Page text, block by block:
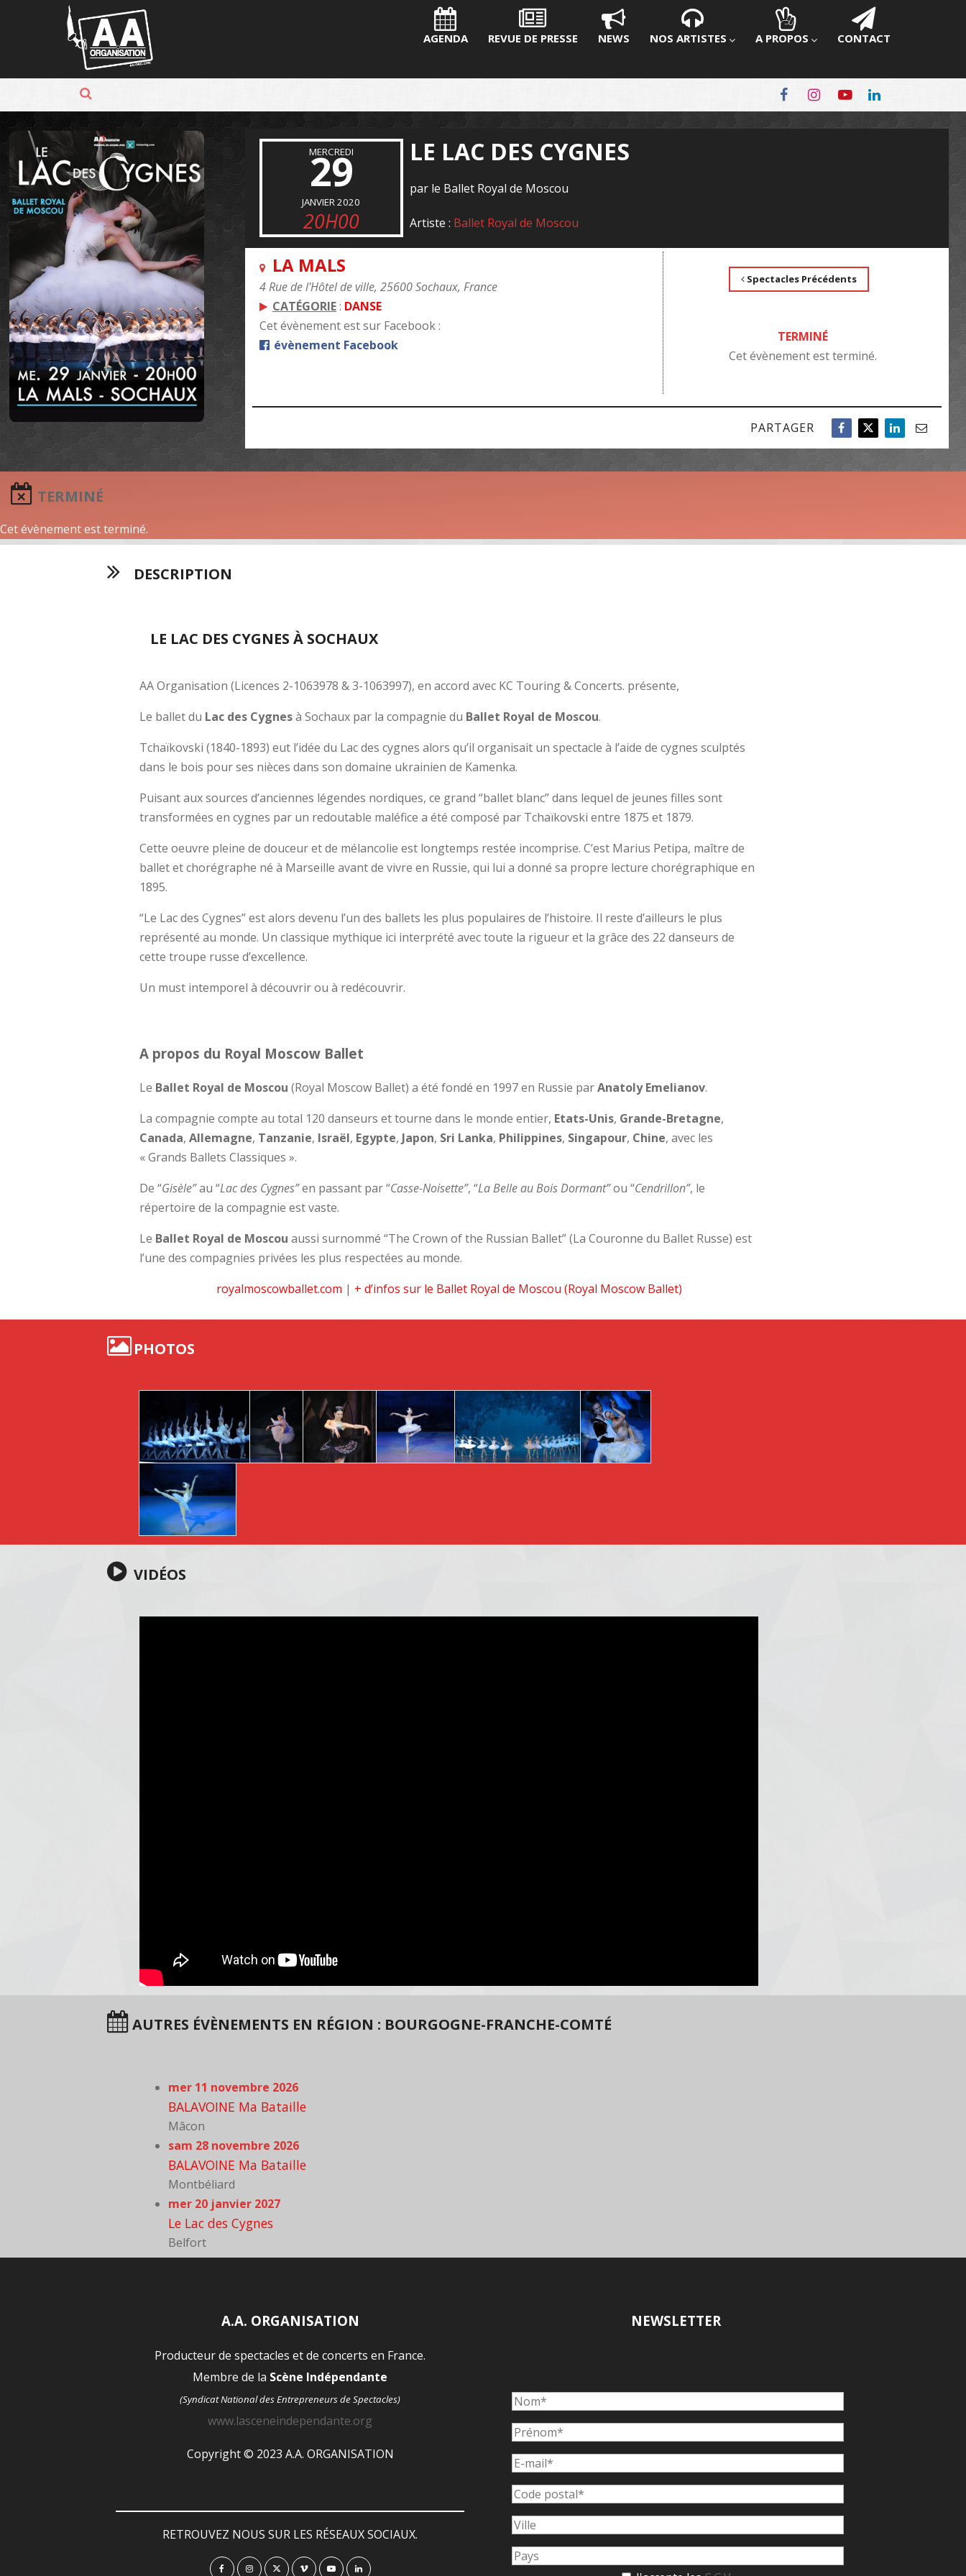
Panneau de gestion des cookies
AGENDA REVUE DE PRESSE NEWS NOS ARTISTES A PROPOS CONTACT
MERCREDI
29
JANVIER 2020
20H00
LE LAC DES CYGNES
par le Ballet Royal de Moscou
Artiste : Ballet Royal de Moscou
LA MALS
4 Rue de l'Hôtel de ville, 25600 Sochaux, France
CATÉGORIE: DANSE
Cet évènement est sur Facebook :
évènement Facebook
Spectacles Précédents
TERMINÉ
Cet évènement est terminé.
PARTAGER
TERMINÉ
Cet évènement est terminé.
DESCRIPTION
LE LAC DES CYGNES À SOCHAUX
AA Organisation (Licences 2-1063978 & 3-1063997), en accord avec KC Touring & Concerts. présente,
Le ballet du Lac des Cygnesà Sochaux par la compagnie du Ballet Royal de Moscou.
Tchaïkovski (1840-1893) eut l’idée du Lac des cygnes alors qu’il organisait un spectacle à l’aide de cygnes sculptés
dans le bois pour ses nièces dans son domaine ukrainien de Kamenka.
Puisant aux sources d’anciennes légendes nordiques, ce grand “ballet blanc” dans lequel de jeunes filles sont
transformées en cygnes par un redoutable maléfice a été composé par Tchaïkovski entre 1875 et 1879.
Cette oeuvre pleine de douceur et de mélancolie est longtemps restée incomprise. C’est Marius Petipa, maître de
ballet et chorégraphe né à Marseille avant de vivre en Russie, qui lui a donné sa propre lecture chorégraphique en
1895.
“Le Lac des Cygnes” est alors devenu l’un des ballets les plus populaires de l’histoire. Il reste d’ailleurs le plus
représenté au monde. Un classique mythique ici interprété avec toute la rigueur et la grâce des 22 danseurs de
cette troupe russe d’excellence.
Un must intemporel à découvrir ou à redécouvrir.
A propos du Royal Moscow Ballet
Le Ballet Royal de Moscou (Royal Moscow Ballet) a été fondé en 1997 en Russie parAnatoly Emelianov.
La compagnie compte au total 120 danseurs et tourne dans le monde entier, Etats-Unis, Grande-Bretagne,
Canada,Allemagne, Tanzanie, Israël, Egypte, Japon, Sri Lanka, Philippines, Singapour, Chine, avec les
« Grands Ballets Classiques ».
De “Gisèle”au “Lac des Cygnes”en passant par “Casse-Noisette”, “La Belle au Bois Dormant”ou “Cendrillon”, le
répertoire de la compagnie est vaste.
Le Ballet Royal de Moscou aussi surnommé “The Crown of the Russian Ballet” (La Couronne du Ballet Russe) est
l’une des compagnies privées les plus respectées au monde.
royalmoscowballet.com | + d’infos sur le Ballet Royal de Moscou (Royal Moscow Ballet)
PHOTOS
VIDÉOS
AUTRES ÉVÈNEMENTS EN RÉGION : BOURGOGNE-FRANCHE-COMTÉ
mer 11 novembre 2026
BALAVOINE Ma Bataille
Mâcon
sam 28 novembre 2026
BALAVOINE Ma Bataille
Montbéliard
mer 20 janvier 2027
Le Lac des Cygnes
Belfort
A.A. ORGANISATION
Producteur de spectacles et de concerts en France.
Membre de la Scène Indépendante
(Syndicat National des Entrepreneurs de Spectacles)
www.lasceneindependante.org
Copyright © 2023 A.A. ORGANISATION
RETROUVEZ NOUS SUR LES RÉSEAUX SOCIAUX.
NEWSLETTER